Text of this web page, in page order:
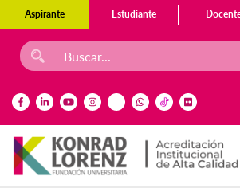
Aspirante Estudiante